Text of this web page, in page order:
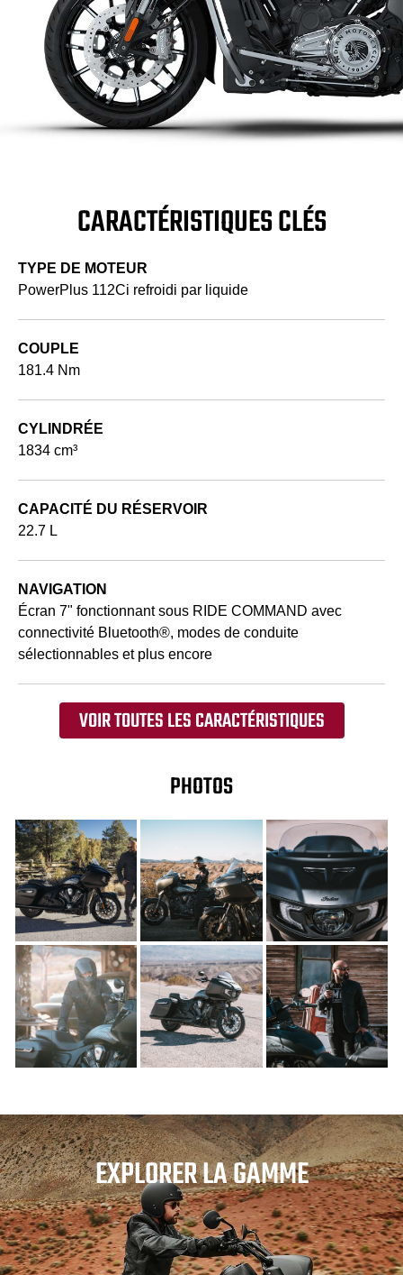
CARACTÉRISTIQUES CLÉS
TYPE DE MOTEUR
PowerPlus 112Ci refroidi par liquide
COUPLE
181.4 Nm
CYLINDRÉE
1834 cm³
CAPACITÉ DU RÉSERVOIR
22.7 L
NAVIGATION
Écran 7" fonctionnant sous RIDE COMMAND avec
connectivité Bluetooth®, modes de conduite
sélectionnables et plus encore
VOIR TOUTES LES CARACTÉRISTIQUES
PHOTOS
EXPLORER LA GAMME